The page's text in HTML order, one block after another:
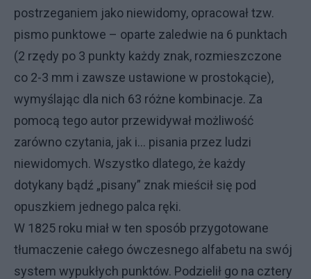
postrzeganiem jako niewidomy, opracował tzw.
pismo punktowe – oparte zaledwie na 6 punktach
(2 rzędy po 3 punkty każdy znak, rozmieszczone
co 2-3 mm i zawsze ustawione w prostokącie),
wymyślając dla nich 63 różne kombinacje. Za
pomocą tego autor przewidywał możliwość
zarówno czytania, jak i… pisania przez ludzi
niewidomych. Wszystko dlatego, że każdy
dotykany bądź „pisany” znak mieścił się pod
opuszkiem jednego palca ręki.
W 1825 roku miał w ten sposób przygotowane
tłumaczenie całego ówczesnego alfabetu na swój
system wypukłych punktów. Podzielił go na cztery